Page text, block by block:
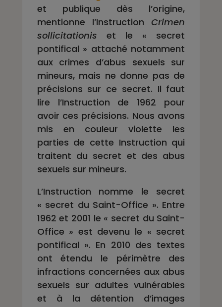
et publique dès l’origine,
mentionne l’Instruction Crimen
sollicitationis et le « secret
pontifical » attaché notamment
aux crimes d’abus sexuels sur
mineurs, mais ne donne pas de
précisions sur ce secret. Il faut
lire l’Instruction de 1962 pour
avoir ces précisions. Nous avons
mis en couleur violette les
parties de cette Instruction qui
traitent du secret et des abus
sexuels sur mineurs.
L’Instruction nomme le secret
« secret du Saint-Office ». Entre
1962 et 2001 le « secret du Saint-
Office » est devenu le « secret
pontifical ». En 2010 des textes
ont étendu le périmètre des
infractions concernées aux abus
sexuels sur adultes vulnérables
et à la détention d’images